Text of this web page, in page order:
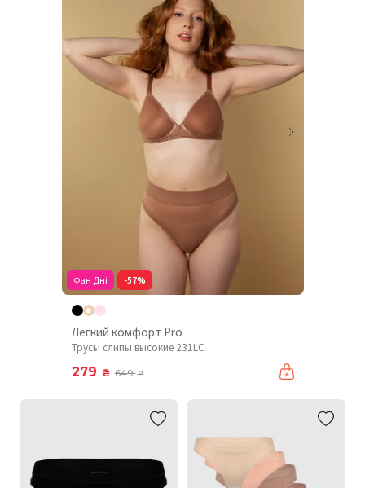
Фан Дні -57%
Легкий комфорт Pro
Трусы слипы высокие 231LC
279 ₴ 649₴